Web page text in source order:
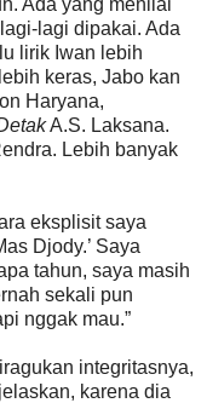
lagi dipakai. Ada
lirik Iwan lebih
keras, Jabo kan
Haryana,
A.S. Laksana.
Lebih banyak
eksplisit saya
Djody.’ Saya
tahun, saya masih
sekali pun
nggak mau.”
integritasnya,
karena dia